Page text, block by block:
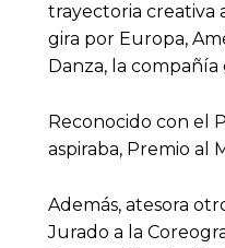
trayectoria creativa
gira por Europa,
Danza, la
Reconocido con el
aspiraba, Premio al
Además, atesora
Jurado a la